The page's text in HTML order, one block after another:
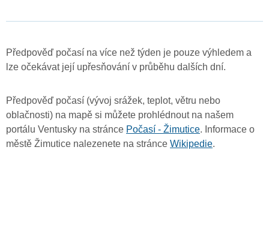
Předpověď počasí na více než týden je pouze výhledem a
lze očekávat její upřesňování v průběhu dalších dní.
Předpověď počasí (vývoj srážek, teplot, větru nebo
oblačnosti) na mapě si můžete prohlédnout na našem
portálu Ventusky na stránce Počasí - Žimutice. Informace o
městě Žimutice nalezenete na stránce Wikipedie.